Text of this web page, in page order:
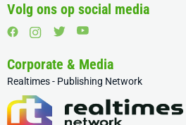
Volg ons op social media
Corporate & Media
Realtimes - Publishing Network